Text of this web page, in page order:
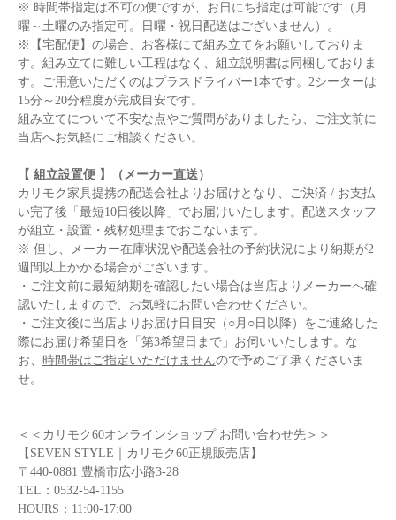
※ 時間帯指定は不可の便ですが、お日にち指定は可能です（月
曜～土曜のみ指定可。日曜・祝日配送はございません）。
※【宅配便】の場合、お客様にて組み立てをお願いしておりま
す。組み立てに難しい工程はなく、組立説明書は同梱しておりま
す。ご用意いただくのはプラスドライバー1本です。2シーターは
15分～20分程度が完成目安です。
組み立てについて不安な点やご質問がありましたら、ご注文前に
当店へお気軽にご相談ください。
【 組立設置便 】（メーカー直送）
カリモク家具提携の配送会社よりお届けとなり、ご決済 / お支払
い完了後「最短10日後以降」でお届けいたします。配送スタッフ
が組立・設置・残材処理までおこないます。
※ 但し、メーカー在庫状況や配送会社の予約状況により納期が2
週間以上かかる場合がございます。
・ご注文前に最短納期を確認したい場合は当店よりメーカーへ確
認いたしますので、お気軽にお問い合わせください。
・ご注文後に当店よりお届け日目安（○月○日以降）をご連絡した
際にお届け希望日を「第3希望日まで」お伺いいたします。な
お、 時間帯はご指定いただけませんので予めご了承くださいま
せ。
＜＜カリモク60オンラインショップ お問い合わせ先＞＞
【SEVEN STYLE｜カリモク60正規販売店】
〒440-0881 豊橋市広小路3-28
TEL：0532-54-1155
HOURS：11:00-17:00